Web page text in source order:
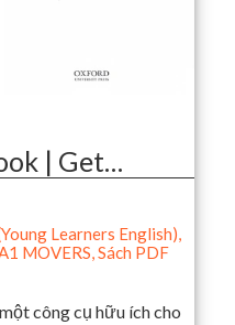
| Get…
Learners English),
MOVERS,Sách PDF
công cụ hữu ích cho